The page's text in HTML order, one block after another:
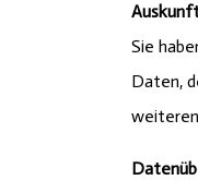
Sie
Daten,